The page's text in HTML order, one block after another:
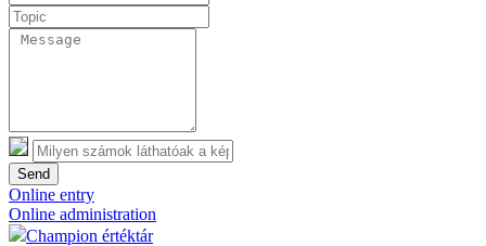
Send
Online entry
Online administration
Champion értéktár